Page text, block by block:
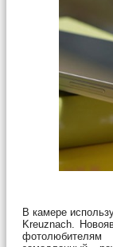
В камере
Kreuznach.